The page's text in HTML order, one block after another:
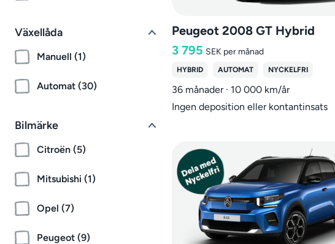
Växellåda
Manuell (1)
Automat (30)
Bilmärke
Citroën (5)
Mitsubishi (1)
Opel (7)
Peugeot (9)
Peugeot 2008 GT Hybrid
3 795 SEK per månad
HYBRID AUTOMAT NYCKELFRI
36 månader · 10 000 km/år
Ingen deposition eller kontantinsats